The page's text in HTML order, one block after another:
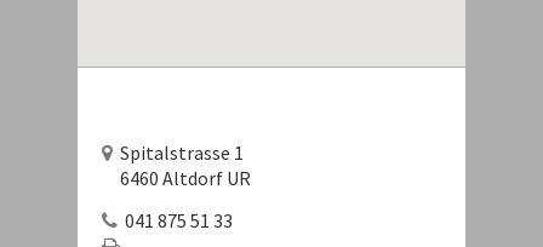
Spitalstrasse 1
6460 Altdorf UR
041 875 51 33